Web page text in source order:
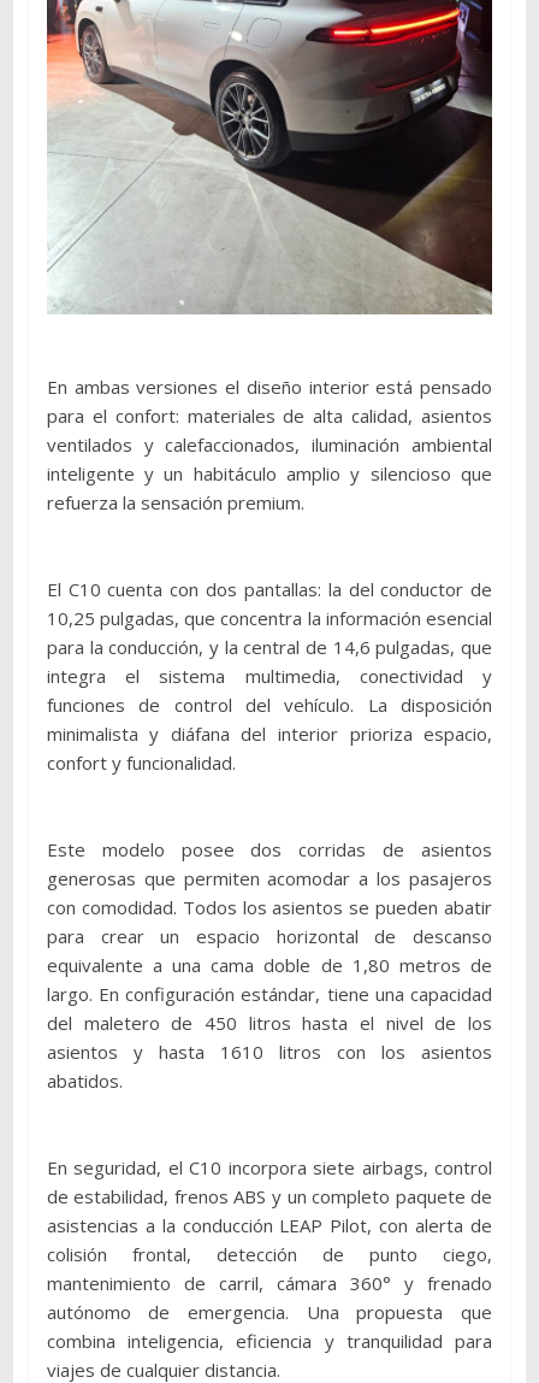
En ambas versiones el diseño interior está pensado
para el confort: materiales de alta calidad, asientos
ventilados y calefaccionados, iluminación ambiental
inteligente y un habitáculo amplio y silencioso que
refuerza la sensación premium.
El C10 cuenta con dos pantallas: la del conductor de
10,25 pulgadas, que concentra la información esencial
para la conducción, y la central de 14,6 pulgadas, que
integra el sistema multimedia, conectividad y
funciones de control del vehículo. La disposición
minimalista y diáfana del interior prioriza espacio,
confort y funcionalidad.
Este modelo posee dos corridas de asientos
generosas que permiten acomodar a los pasajeros
con comodidad. Todos los asientos se pueden abatir
para crear un espacio horizontal de descanso
equivalente a una cama doble de 1,80 metros de
largo. En configuración estándar, tiene una capacidad
del maletero de 450 litros hasta el nivel de los
asientos y hasta 1610 litros con los asientos
abatidos.
En seguridad, el C10 incorpora siete airbags, control
de estabilidad, frenos ABS y un completo paquete de
asistencias a la conducción LEAP Pilot, con alerta de
colisión frontal, detección de punto ciego,
mantenimiento de carril, cámara 360° y frenado
autónomo de emergencia. Una propuesta que
combina inteligencia, eficiencia y tranquilidad para
viajes de cualquier distancia.